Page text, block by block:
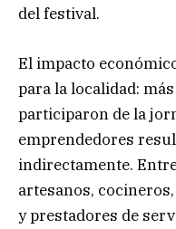
del festival.
El impacto
para la localidad:
participaron de la
emprendedores
indirectamente.
artesanos,
y prestadores de